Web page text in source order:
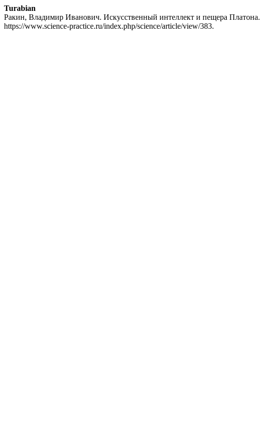
Turabian
Ракин, Владимир Иванович. Искусственный интеллект и пещера Платона.
https://www.science-practice.ru/index.php/science/article/view/383.